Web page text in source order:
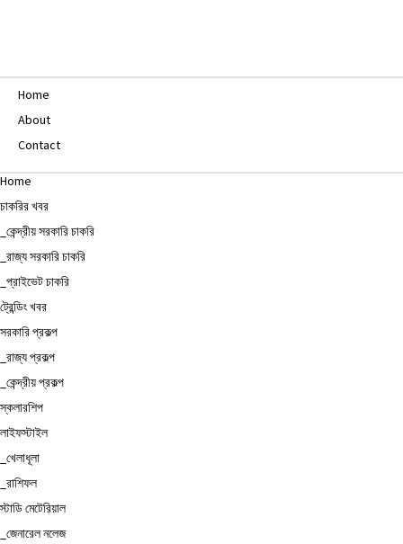
Home
About
Contact
Home
চাকরির খবর
_কেন্দ্রীয় সরকারি চাকরি
_রাজ্য সরকারি চাকরি
_প্রাইভেট চাকরি
ট্রেন্ডিং খবর
সরকারি প্রকল্প
_রাজ্য প্রকল্প
_কেন্দ্রীয় প্রকল্প
স্কলারশিপ
লাইফস্টাইল
_খেলাধূলা
_রাশিফল
স্টাডি মেটেরিয়াল
_জেনারেল নলেজ